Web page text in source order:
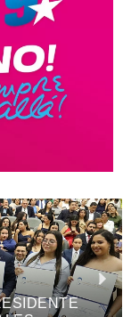
EN